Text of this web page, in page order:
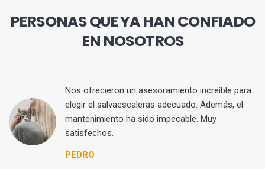
PERSONAS QUE YA HAN CONFIADO
EN NOSOTROS
Nos ofrecieron un asesoramiento increíble para
elegir el salvaescaleras adecuado. Además, el
mantenimiento ha sido impecable. Muy
satisfechos.
PEDRO